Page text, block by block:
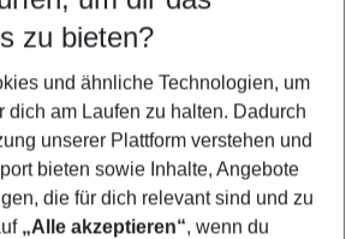
5-8 Nächte
Kinder
Filter anzeigen
zu bieten?
und ähnliche Technologien, um
dich am Laufen zu halten. Dadurch
unserer Plattform verstehen und
bieten sowie Inhalte, Angebote
die für dich relevant sind und zu
„Alle akzeptieren“, wenn du